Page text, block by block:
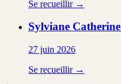
Se recueillir →
Sylviane Catherine
27 juin 2026
Se recueillir →